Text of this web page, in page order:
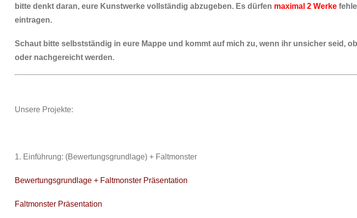
bitte denkt daran, eure Kunstwerke vollständig abzugeben. Es dürfen maximal 2 Werke
eintragen.
Schaut bitte selbstständig in eure Mappe und kommt auf mich zu, wenn ihr unsicher seid,
oder nachgereicht werden.
Unsere Projekte:
1. Einführung: (Bewertungsgrundlage) + Faltmonster
Bewertungsgrundlage + Faltmonster Präsentation
Faltmonster Präsentation